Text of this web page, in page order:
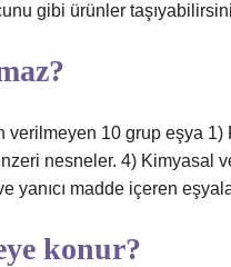
gibi ürünler
verilmeyen 10 grup eşya 1)
nesneler. 4) Kimyasal
yanıcı madde içeren
konur?